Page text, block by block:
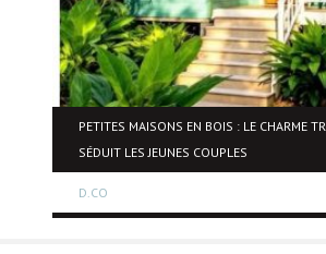
PETITES MAISONS EN BOIS : LE CHARME
SÉDUIT LES JEUNES COUPLES
D.CO